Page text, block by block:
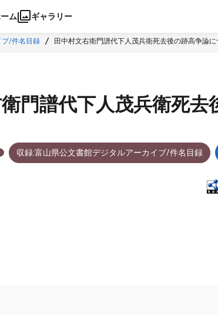
ム ギャラリー
ブ/件名目録 田中村文右衛門譜代下人茂兵衛死去後の跡高争論
門譜代下人茂兵衛死
収録:富山県公文書館デジタルアーカイブ/件名目録